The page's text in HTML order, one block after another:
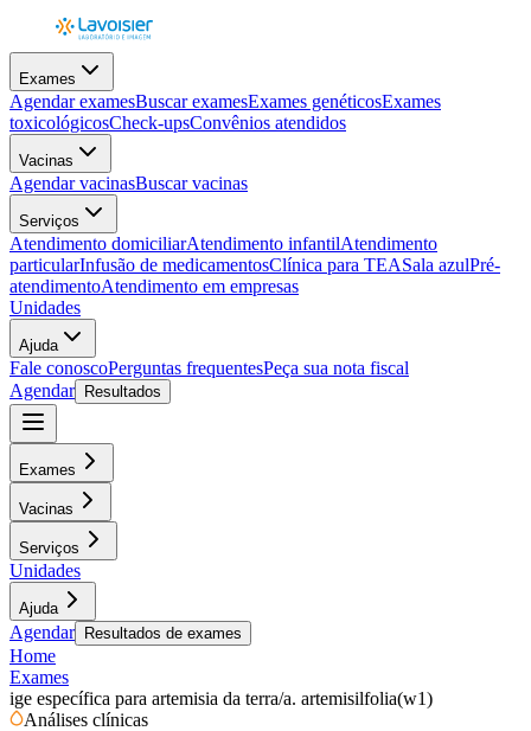
Exames
Agendar examesBuscar examesExames genéticosExames
toxicológicosCheck-upsConvênios atendidos
Vacinas
Agendar vacinasBuscar vacinas
Serviços
Atendimento domiciliarAtendimento infantilAtendimento
particularInfusão de medicamentosClínica para TEASala azulPré-
atendimentoAtendimento em empresas
Unidades
Ajuda
Fale conoscoPerguntas frequentesPeça sua nota fiscal
Agendar
Resultados
Exames
Vacinas
Serviços
Unidades
Ajuda
Agendar Resultados de exames
Home
Exames
ige específica para artemisia da terra/a. artemisilfolia(w1)
Análises clínicas